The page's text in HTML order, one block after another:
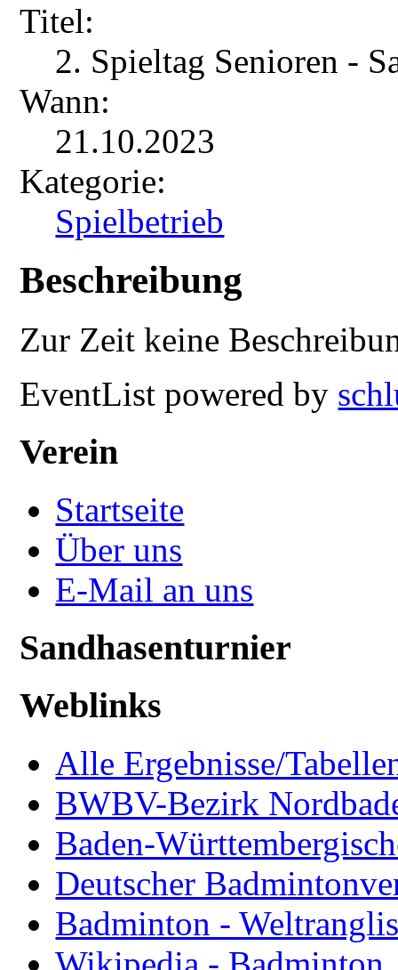
Titel:
2. Spieltag Senioren -
Wann:
21.10.2023
Kategorie:
Spielbetrieb
Beschreibung
Zur Zeit keine
EventList powered by
Verein
Startseite
Über uns
E-Mail an uns
Sandhasenturnier
Weblinks
Alle Ergebnisse/
BWBV-Bezirk
Baden-
Deutscher
Badminton -